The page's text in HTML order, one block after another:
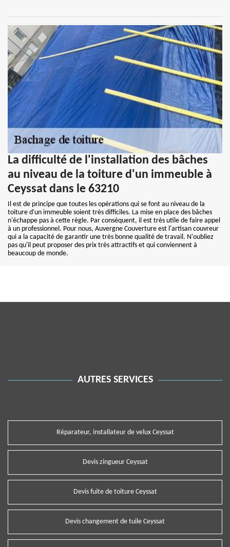
La difficulté de l'installation des bâches
au niveau de la toiture d'un immeuble à
Ceyssat dans le 63210
Il est de principe que toutes les opérations qui se font au niveau de la
toiture d'un immeuble soient très difficiles. La mise en place des bâches
n'échappe pas à cette règle. Par conséquent, il est très utile de faire appel
à un professionnel. Pour nous, Auvergne Couverture est l'artisan couvreur
qui a la capacité de garantir une très bonne qualité de travail. N'oubliez
pas qu'il peut proposer des prix très attractifs et qui conviennent à
beaucoup de monde.
AUTRES SERVICES
Réparateur, installateur de velux Ceyssat
Devis zingueur Ceyssat
Devis fuite de toiture Ceyssat
Devis changement de tuile Ceyssat